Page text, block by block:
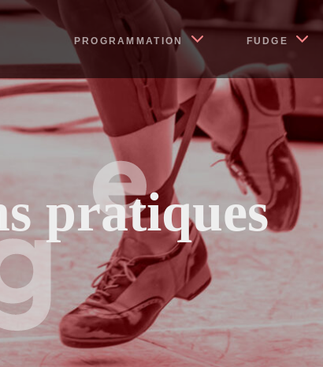
PROGRAMMATION FUDGE
pratiques